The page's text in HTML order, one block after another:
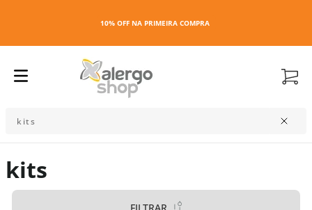
10% OFF NA PRIMEIRA COMPRA
kits